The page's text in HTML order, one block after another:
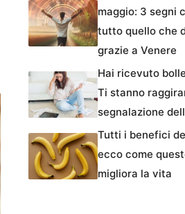
maggio: 3 segni
tutto quello che
grazie a Venere
Hai ricevuto
Ti stanno
segnalazione
Tutti i benefici
ecco come
migliora la vita